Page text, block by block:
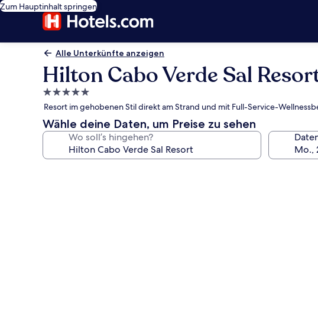
Zum Hauptinhalt springen
Alle Unterkünfte anzeigen
Hilton Cabo Verde Sal
5.0-
Sterne-
Unterkunft
Resort im gehobenen Stil direkt am Strand und mit Full-Service-
Wähle deine Daten, um Preise zu sehen
Wo soll’s hingehen?